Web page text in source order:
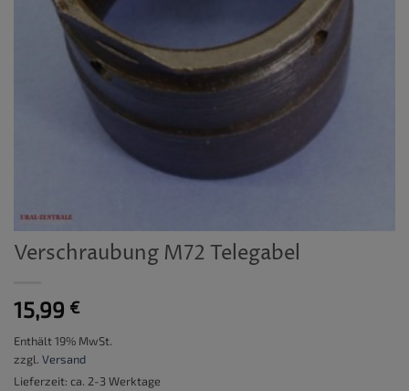
Verschraubung M72 Telegabel
15,99 €
Enthält 19% MwSt.
zzgl. Versand
Lieferzeit: ca. 2-3 Werktage